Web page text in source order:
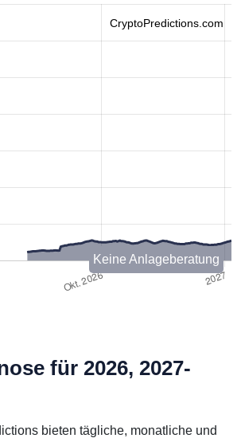
CryptoPredictions.com
Keine Anlageberatung
für 2026, 2027-
bieten tägliche, monatliche und